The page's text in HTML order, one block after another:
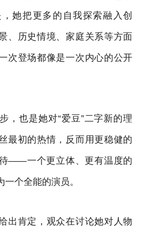
她把更多的自我探索融入创
、历史情境、家庭关系等方面
次登场都像是一次内心的公开
，也是她对“爱豆”二字新的理
最初的热情，反而用更稳健的
——一个更立体、更有温度的
个全能的演员。
出肯定，观众在讨论她对人物